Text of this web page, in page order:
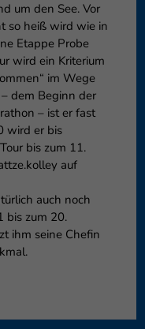
um den See. Vor
so heiß wird wie in
Etappe Probe
wird ein Kriterium
im Wege
dem Beginn der
– ist er fast
wird er bis
bis zum 11.
auf
auch noch
bis zum 20.
ihm seine Chefin